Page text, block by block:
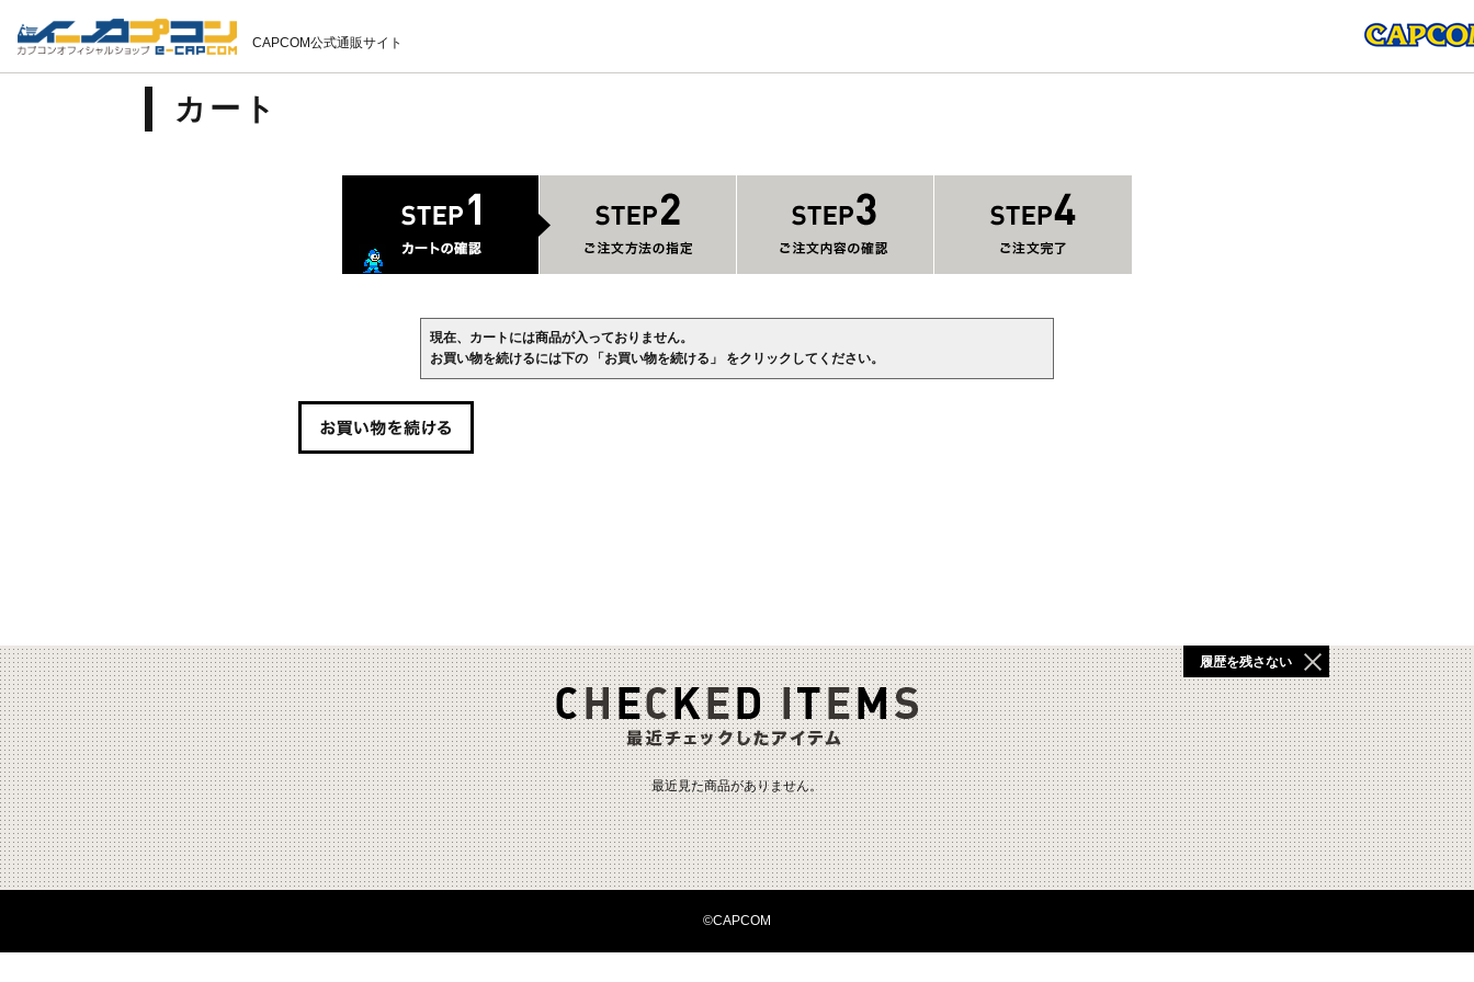
CAPCOM公式通販サイト
カート
現在、カートには商品が入っておりません。
お買い物を続けるには下の 「お買い物を続ける」 をクリックしてください。
最近見た商品がありません。
履歴を残さない
©CAPCOM